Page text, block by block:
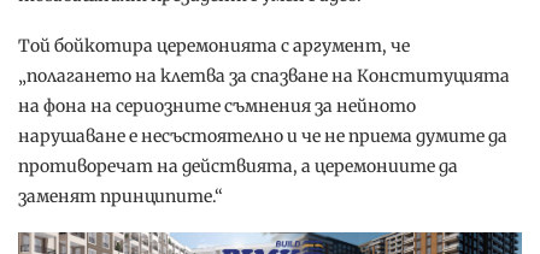
Той бойкотира церемонията с аргумент, че
„полагането на клетва за спазване на Конституцията
на фона на сериозните съмнения за нейното
нарушаване е несъстоятелно и че не приема думите да
противоречат на действията, а церемониите да
заменят принципите.“